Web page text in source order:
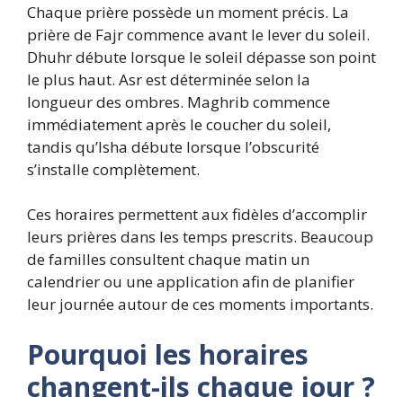
Chaque prière possède un moment précis. La
prière de Fajr commence avant le lever du soleil.
Dhuhr débute lorsque le soleil dépasse son point
le plus haut. Asr est déterminée selon la
longueur des ombres. Maghrib commence
immédiatement après le coucher du soleil,
tandis qu’Isha débute lorsque l’obscurité
s’installe complètement.
Ces horaires permettent aux fidèles d’accomplir
leurs prières dans les temps prescrits. Beaucoup
de familles consultent chaque matin un
calendrier ou une application afin de planifier
leur journée autour de ces moments importants.
Pourquoi les horaires
changent-ils chaque jour ?